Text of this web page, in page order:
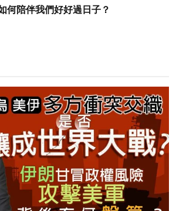
何陪伴我們好好過日子？